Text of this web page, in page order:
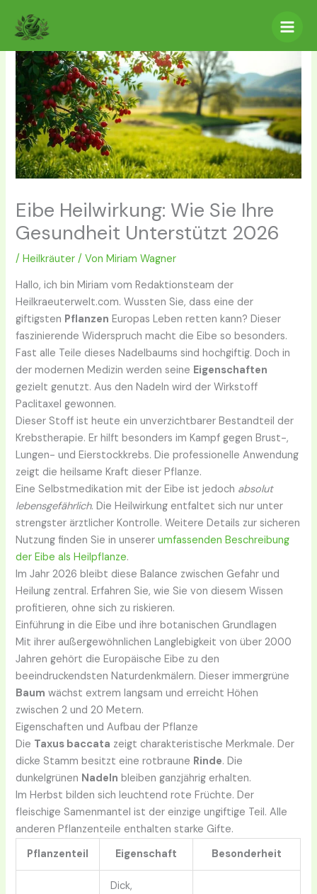
Inhalt
springen
Eibe Heilwirkung: Wie Sie Ihre
Gesundheit Unterstützt 2026
/Heilkräuter / VonMiriam Wagner
Hallo, ich bin Miriam vom Redaktionsteam der
Heilkraeuterwelt.com. Wussten Sie, dass eine der
giftigsten Pflanzen Europas Leben retten kann? Dieser
faszinierende Widerspruch macht die Eibe so besonders.
Fast alle Teile dieses Nadelbaums sind hochgiftig. Doch in
der modernen Medizin werden seine Eigenschaften
gezielt genutzt. Aus den Nadeln wird der Wirkstoff
Paclitaxel gewonnen.
Dieser Stoff ist heute ein unverzichtbarer Bestandteil der
Krebstherapie. Er hilft besonders im Kampf gegen Brust-,
Lungen- und Eierstockkrebs. Die professionelle Anwendung
zeigt die heilsame Kraft dieser Pflanze.
Eine Selbstmedikation mit der Eibe ist jedoch absolut
lebensgefährlich. Die Heilwirkung entfaltet sich nur unter
strengster ärztlicher Kontrolle. Weitere Details zur sicheren
Nutzung finden Sie in unsererumfassenden Beschreibung
der Eibe als Heilpflanze.
Im Jahr 2026 bleibt diese Balance zwischen Gefahr und
Heilung zentral. Erfahren Sie, wie Sie von diesem Wissen
profitieren, ohne sich zu riskieren.
Einführung in die Eibe und ihre botanischen Grundlagen
Mit ihrer außergewöhnlichen Langlebigkeit von über 2000
Jahren gehört die Europäische Eibe zu den
beeindruckendsten Naturdenkmälern. Dieser immergrüne
Baum wächst extrem langsam und erreicht Höhen
zwischen 2 und 20 Metern.
Eigenschaften und Aufbau der Pflanze
Die Taxus baccata zeigt charakteristische Merkmale. Der
dicke Stamm besitzt eine rotbraune Rinde. Die
dunkelgrünen Nadeln bleiben ganzjährig erhalten.
Im Herbst bilden sich leuchtend rote Früchte. Der
fleischige Samenmantel ist der einzige ungiftige Teil. Alle
anderen Pflanzenteile enthalten starke Gifte.
Pflanzenteil
Eigenschaft Besonderheit
Dick,